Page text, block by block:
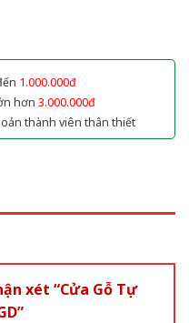
1.000.000đ
hơn 3.000.000đ
thành viên thân thiết
xét “Cửa Gỗ Tự